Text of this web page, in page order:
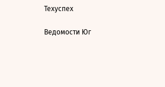
Техуспех
Ведомости Юг